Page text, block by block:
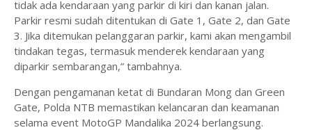
tidak ada kendaraan yang parkir di kiri dan kanan jalan.
Parkir resmi sudah ditentukan di Gate 1, Gate 2, dan Gate
3. Jika ditemukan pelanggaran parkir, kami akan mengambil
tindakan tegas, termasuk menderek kendaraan yang
diparkir sembarangan,” tambahnya.
Dengan pengamanan ketat di Bundaran Mong dan Green
Gate, Polda NTB memastikan kelancaran dan keamanan
selama event MotoGP Mandalika 2024 berlangsung.